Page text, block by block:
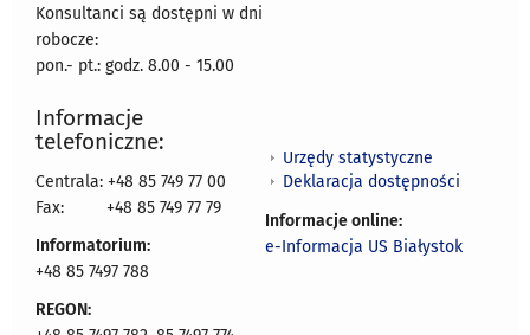
Konsultanci są dostępni w dni
robocze:
pon.- pt.: godz. 8.00 - 15.00
Informacje
telefoniczne:
Centrala: +48 85 749 77 00
Fax:
+48 85 749 77 79
Informatorium:
+48 85 7497 788
REGON:
Urzędy statystyczne
Deklaracja dostępności
Informacje online:
e-Informacja US Białystok